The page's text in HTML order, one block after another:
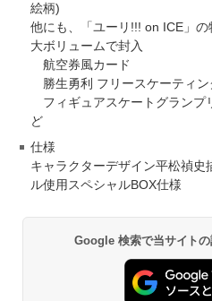
絵柄)
他にも、「ユーリ!!! on ICE」
大ボリュームで封入
航空券風カード
勝生勇利 フリースケーティン
フィギュアスケートグランプ
ど
仕様
キャラクターデザイン平松禎
ル使用スペシャルBOX仕様
Google 検索で当サイト